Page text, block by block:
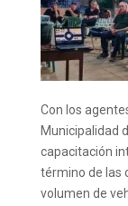
Con los
Municipalidad
capacitación
término de las
volumen de